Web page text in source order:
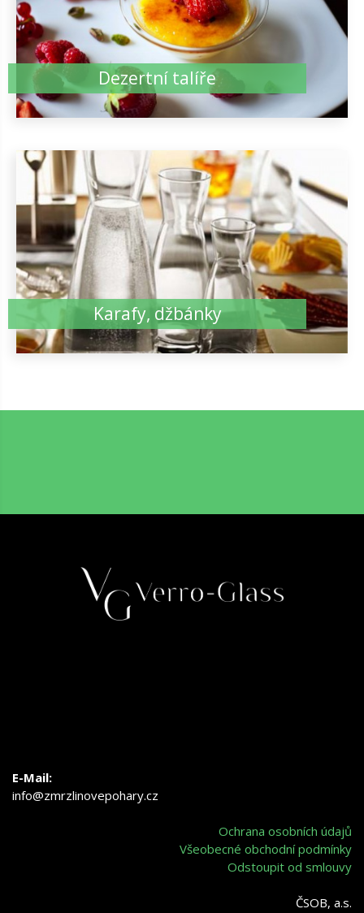
Dezertní talíře
Karafy, džbánky
E-Mail:
info@zmrzlinovepohary.cz
Ochrana osobních údajů
Všeobecné obchodní podmínky
Odstoupit od smlouvy
ČSOB, a.s.